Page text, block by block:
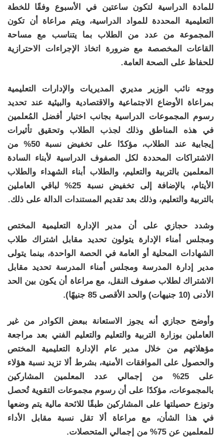
للمادة الدراسية لتكون ساعتين في الأسبوع وفقًا للخطة
التعليمية المحددة للمواد الدراسية، ويتم مراعاة أن تكون
المجموعة من عدد من الطلاب بما يتناسب مع مساحة
القاعات المخصصة مع ضرورة اتخاذ الإجراءات الاحترازية
للحفاظ على الصحة العامة.
ووجه نائب الوزير مديري المديريات والإدارات التعليمية
بمراعاة الأوضاع الاجتماعية والاقتصادية والبيئية عند تحديد
رسوم المجموعات الدراسية بجانب اختيار أفضل المُعلمين
في هذه المناطق وذلك لجذب الطلاب وتحقيق تأثيرات
إيجابية عند الطلاب، مؤكدًا على تخفيض نسبة 50% من
الاشتراكات المحددة لكل الصفوف الدراسية لأبناء السادة
المعلمين بالتربية والتعليم، والطلاب أبناء الشهداء والطلاب
الأيتام، بالإضافة إلى تخفيض نسبة 25% لباقي العاملين
بالتربية والتعليم، وذلك بعد تقديم المستندات الدالة على ذلك.
وشدد حجازي على أن مدير الإدارة التعليمية المختص
ومجلس أمناء الإدارة يتولون تحديد مقابل اشتراك طلاب
الشهادات المحلية أو العامة في الحصة الواحدة، بينما يتولى
مدير إدارة المدرسة ومجلس أمناء المدرسة تحديد مقابل
الاشتراك لطلاب صفوف النقل، مع مراعاة أن يكون بين الحد
الأدنى (10 جنيهات) والحد الأقصى 85 جنيهًا).
وأوضح حجازي أنه يجوز الاستعانة ببعض الكوادر من غير
العاملين بوزارة التربية والتعليم والتعليم الفني بعد مراجعة
مؤهلاتهم من خلال مدير عام الإدارة التعليمية المختص
والحصول على الموافقات الأمنية، بشرط ألا تزيد نسبة هؤلاء
على 25% من إجمالي عدد المعلمين المشاركين
بالمجموعات، مؤكدًا على أن رسوم مجموعات التقوية تُحصل
وتوزع حصيلتها على المشاركين طبقًا للائحة مالية يتم وضعها
في هذا الشأن، مع مراعاة ألا تقل نسبة مقابل الأداء
للمعلمين عن 75% من إجمالي المتحصلات.